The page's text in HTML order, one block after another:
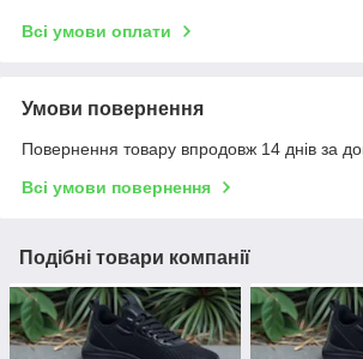
Всі умови оплати
Умови повернення
Повернення товару впродовж 14 днів за
Всі умови повернення
Подібні товари компанії